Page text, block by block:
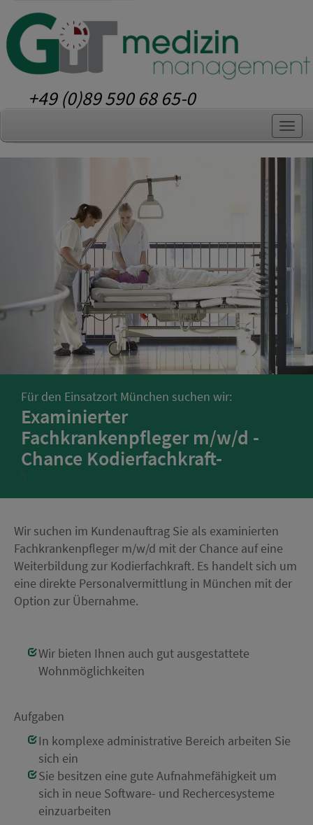
+49 (0)89 590 68 65-0
Für den Einsatzort München suchen wir:
Examinierter
Fachkrankenpfleger m/w/d -
Chance Kodierfachkraft-
';
Wir suchen im Kundenauftrag Sie als examinierten
Fachkrankenpfleger m/w/d mit der Chance auf eine
Weiterbildung zur Kodierfachkraft. Es handelt sich um
eine direkte Personalvermittlung in München mit der
Option zur Übernahme.
Wir bieten Ihnen auch gut ausgestattete
Wohnmöglichkeiten
Aufgaben
In komplexe administrative Bereich arbeiten Sie
sich ein
Sie besitzen eine gute Aufnahmefähigkeit um
sich in neue Software- und Rechercesysteme
einzuarbeiten